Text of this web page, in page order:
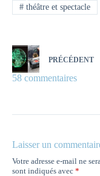
#théâtre et spectacle
PRÉCÉDENT
58 commentaires
Laisser un
Votre adresse e-mail ne
sont indiqués avec *